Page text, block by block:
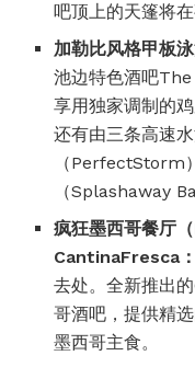
吧顶上的天篷将
加勒比风格甲板
池边特色酒吧
享用独家调制的
还有由三条高速
（PerfectStorm
（Splashaway
疯狂墨西哥餐厅（
CantinaFresca
去处。全新推出
哥酒吧，提供精
墨西哥主食。